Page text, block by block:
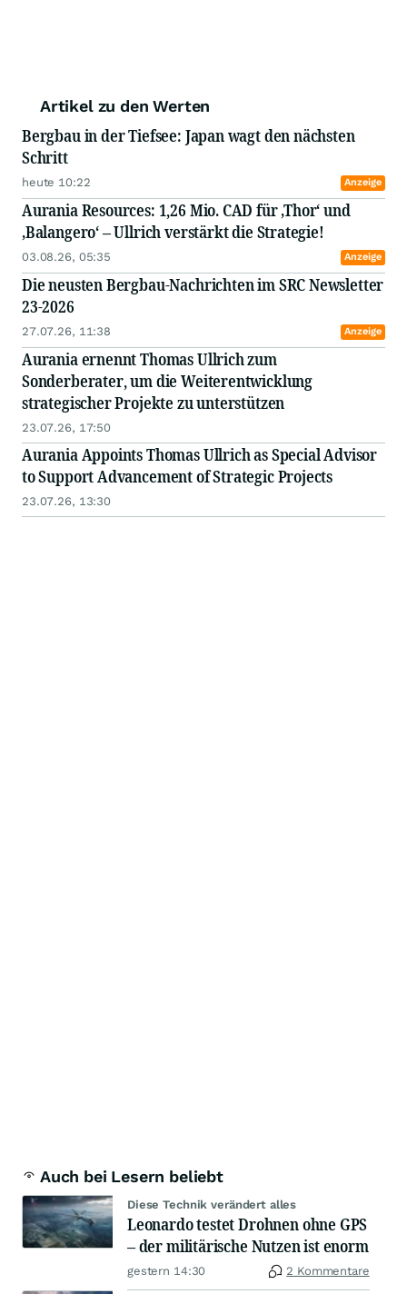
Artikel zu den Werten
Bergbau in der Tiefsee: Japan wagt den nächsten
Schritt
heute 10:22 Anzeige
Aurania Resources: 1,26 Mio. CAD für ‚Thor‘ und
‚Balangero‘ – Ullrich verstärkt die Strategie!
03.08.26, 05:35 Anzeige
Die neusten Bergbau-Nachrichten im SRC Newsletter
23-2026
27.07.26, 11:38 Anzeige
Aurania ernennt Thomas Ullrich zum
Sonderberater, um die Weiterentwicklung
strategischer Projekte zu unterstützen
23.07.26, 17:50
Aurania Appoints Thomas Ullrich as Special Advisor
to Support Advancement of Strategic Projects
23.07.26, 13:30
Auch bei Lesern beliebt
Diese Technik verändert alles
Leonardo testet Drohnen ohne GPS
– der militärische Nutzen ist enorm
gestern 14:30 2 Kommentare